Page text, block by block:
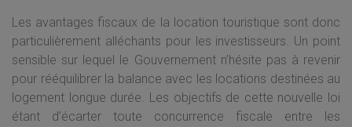
Les avantages fiscaux de la location touristique sont donc
particulièrement alléchants pour les investisseurs. Un point
sensible sur lequel le Gouvernement n’hésite pas à revenir
pour rééquilibrer la balance avec les locations destinées au
logement longue durée. Les objectifs de cette nouvelle loi
étant d’écarter toute concurrence fiscale entre les